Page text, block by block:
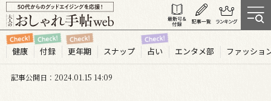
健康 付録 更年期 スナップ 占い エンタメ部 ファッショ
記事公開日 2024.01 15 14:09